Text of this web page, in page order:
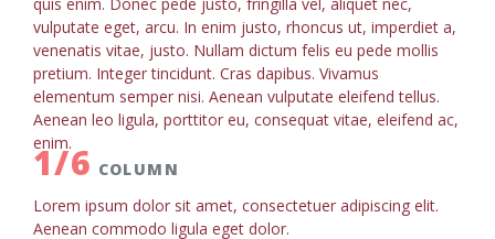
vulputate eget, arcu. In enim justo, rhoncus ut, imperdiet a,
venenatis vitae, justo. Nullam dictum felis eu pede mollis
pretium. Integer tincidunt. Cras dapibus. Vivamus
elementum semper nisi. Aenean vulputate eleifend tellus.
Aenean leo ligula, porttitor eu, consequat vitae, eleifend ac,
enim.
1/6 COLUMN
Lorem ipsum dolor sit amet, consectetuer adipiscing elit.
Aenean commodo ligula eget dolor.